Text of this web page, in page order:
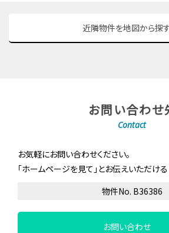
近隣物件を地図から探
お問い合わせ
Contact
お気軽にお問い合わせください。
「ホームページを見て」とお伝えいただける
物件No. B36386
お問い合わせ